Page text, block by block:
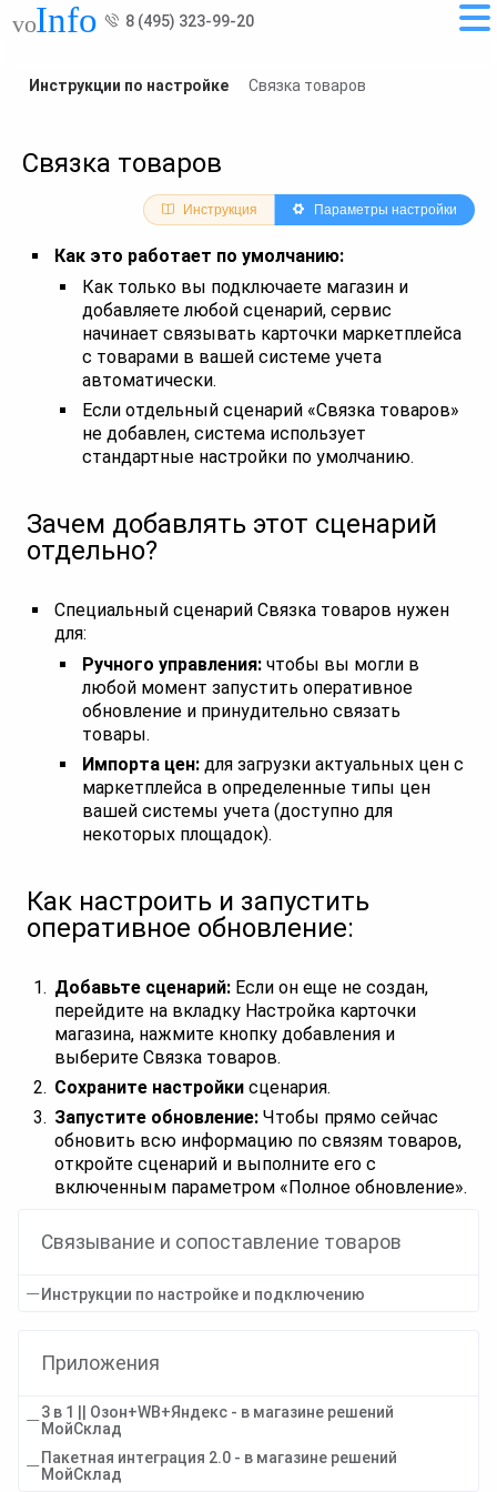
8 (495) 323-99-20
Инструкции по настройке Связка товаров
Связка товаров
Инструкция Параметры настройки
Как это работает по умолчанию:
Как только вы подключаете магазин и
добавляете любой сценарий, сервис
начинает связывать карточки маркетплейса
с товарами в вашей системе учета
автоматически.
Если отдельный сценарий «Связка товаров»
не добавлен, система использует
стандартные настройки по умолчанию.
Зачем добавлять этот сценарий
отдельно?
Специальный сценарий Связка товаров нужен
для:
Ручного управления: чтобы вы могли в
любой момент запустить оперативное
обновление и принудительно связать
товары.
Импорта цен: для загрузки актуальных цен с
маркетплейса в определенные типы цен
вашей системы учета (доступно для
некоторых площадок).
Как настроить и запустить
оперативное обновление:
Добавьте сценарий: Если он еще не создан,
перейдите на вкладку Настройка карточки
магазина, нажмите кнопку добавления и
выберите Связка товаров.
Сохраните настройки сценария.
Запустите обновление: Чтобы прямо сейчас
обновить всю информацию по связям товаров,
откройте сценарий и выполните его с
включенным параметром «Полное обновление».
Связывание и сопоставление товаров
Инструкции по настройке и подключению
Приложения
3 в 1 || Озон+WB+Яндекс - в магазине решений
МойСклад
Пакетная интеграция 2.0 - в магазине решений
МойСклад